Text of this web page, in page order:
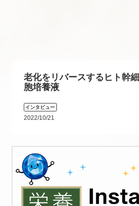
老化をリバースするヒト幹細
胞培養液
インタビュー
2022/10/21